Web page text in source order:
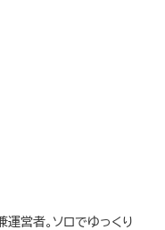
運営者。ソロでゆっくり